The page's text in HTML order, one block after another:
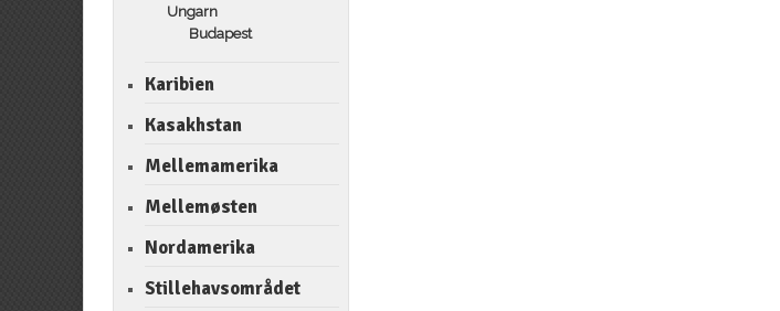
Ungarn
Budapest
Karibien
Kasakhstan
Mellemamerika
Mellemøsten
Nordamerika
Stillehavsområdet